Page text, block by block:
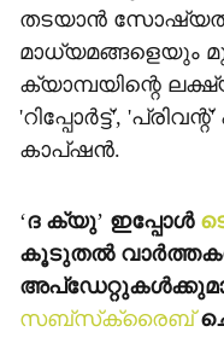
തടയാന്‍ സോഷ്യല്‍
മാധ്യമങ്ങളെയും
ക്യാമ്പയിന്റെ
'റിപ്പോര്‍ട്ട്',
കാപ്ഷന്‍.
‘ദ ക്യു’ ഇപ്പോള്‍
കൂടുതല്‍
സബ്‌സ്‌ക്രൈബ്